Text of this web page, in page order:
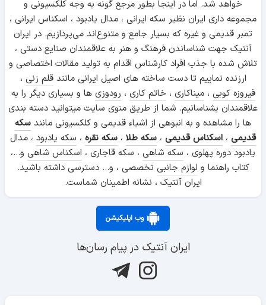
خواهد شد. اما در اینجا بطور مرجع گونه به وجه کلکسیونی و
مجموعه داری ایران نظیر سکه ایرانی ، مدال یادبود ، اسکناس ایرانی ،
تمبر قدیمی و غیره که بسیار جامع و متنوع‌اند می‌پردازیم. در ایران
آنتیک جهت شناساندن فرهنگ و هنر به علاقمندان صنایع دستی ،
تلاش شده با جذب افراد کارشناس اقدام به تولید مقالات اختصاصی و
ارزنده نماییم تا دست ساخته های اصیل ایرانی مانندقلم زنی ،
فیروزه کوبی ،میناکاری ، خاتم کاری ، رودوزی ها و بسیاری دیگر را به
علاقمندان بشناسانیم. شما از طریق منوی سایت میتوانید دسته بندی
ها را مشاهده و به انبوهی از اشیاء قدیمی و کلکسیونی مانند سکه
قدیمی ، اسکناس قدیمی ، سکه طلا ، سکه نقره ، سکه یادبود ، مدال
یادبود دوره پهلوی ، سکه شاهی ، سکه قاجاری ، اسکناس شاهی و...،
کتاب راهنما و لوازم جانبی تخصصی ، و... دسترسی داشته باشید.
ایران آنتیک ، نشانه اطمینان شماست.
وب اپلیکیشن
ایران آنتیک در پیام رسان‌ها